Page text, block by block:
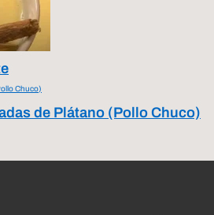
de Plátano (Pollo Chuco)